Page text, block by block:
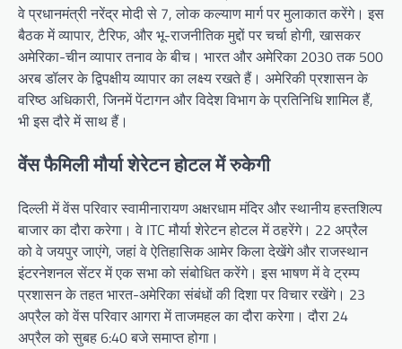
वे प्रधानमंत्री नरेंद्र मोदी से 7, लोक कल्याण मार्ग पर मुलाकात करेंगे। इस
बैठक में व्यापार, टैरिफ, और भू-राजनीतिक मुद्दों पर चर्चा होगी, खासकर
अमेरिका-चीन व्यापार तनाव के बीच। भारत और अमेरिका 2030 तक 500
अरब डॉलर के द्विपक्षीय व्यापार का लक्ष्य रखते हैं। अमेरिकी प्रशासन के
वरिष्ठ अधिकारी, जिनमें पेंटागन और विदेश विभाग के प्रतिनिधि शामिल हैं,
भी इस दौरे में साथ हैं।
वेंस फैमिली मौर्या शेरेटन होटल में रुकेगी
दिल्ली में वेंस परिवार स्वामीनारायण अक्षरधाम मंदिर और स्थानीय हस्तशिल्प
बाजार का दौरा करेगा। वे ITC मौर्या शेरेटन होटल में ठहरेंगे। 22 अप्रैल
को वे जयपुर जाएंगे, जहां वे ऐतिहासिक आमेर किला देखेंगे और राजस्थान
इंटरनेशनल सेंटर में एक सभा को संबोधित करेंगे। इस भाषण में वे ट्रम्प
प्रशासन के तहत भारत-अमेरिका संबंधों की दिशा पर विचार रखेंगे। 23
अप्रैल को वेंस परिवार आगरा में ताजमहल का दौरा करेगा। दौरा 24
अप्रैल को सुबह 6:40 बजे समाप्त होगा।